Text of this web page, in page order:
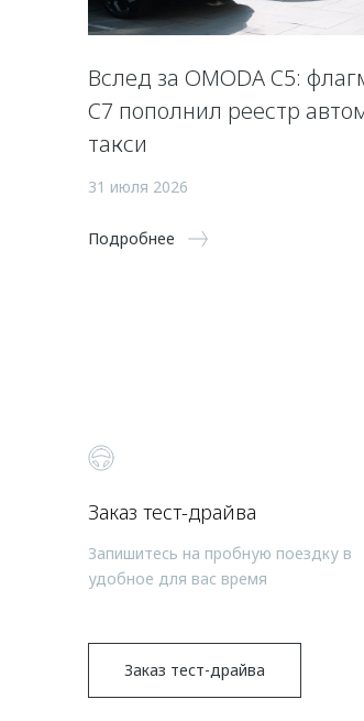
Вслед за OMODA C5:
C7 пополнил реестр
такси
31 июля 2026
Подробнее
Заказ тест-драйва
Запишитесь на пробную поездку в
удобное для вас время
Заказ тест-драйва